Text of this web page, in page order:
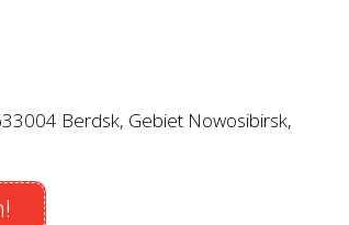
Berdsk, Gebiet Nowosibirsk,